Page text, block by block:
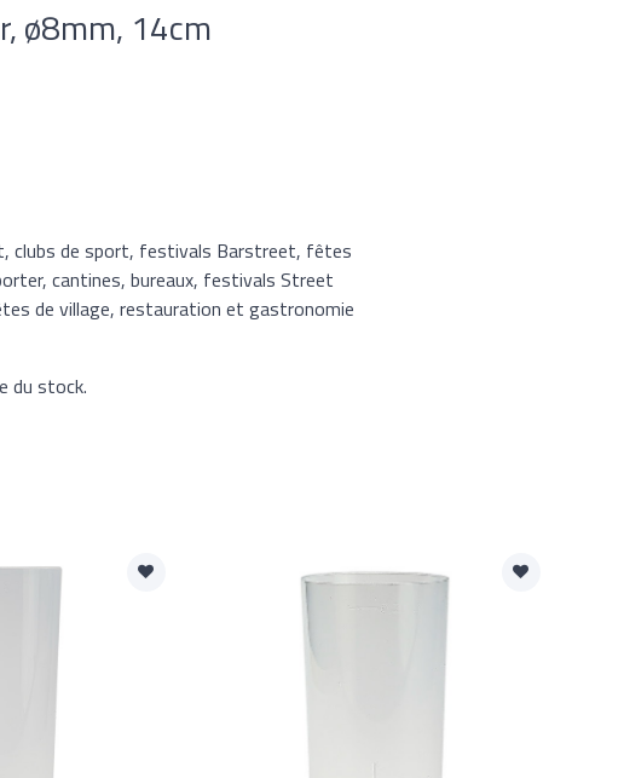
ø8mm, 14cm
clubs de sport, festivals Barstreet, fêtes
cantines, bureaux, festivals Street
de village, restauration et gastronomie
du stock.